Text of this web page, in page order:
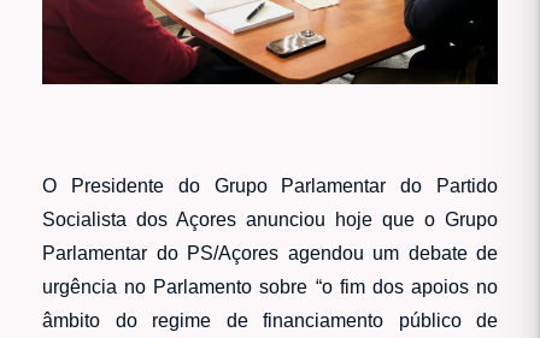
O Presidente do Grupo Parlamentar do Partido
Socialista dos Açores anunciou hoje que o Grupo
Parlamentar do PS/Açores agendou um debate de
urgência no Parlamento sobre “o fim dos apoios no
âmbito do regime de financiamento público de